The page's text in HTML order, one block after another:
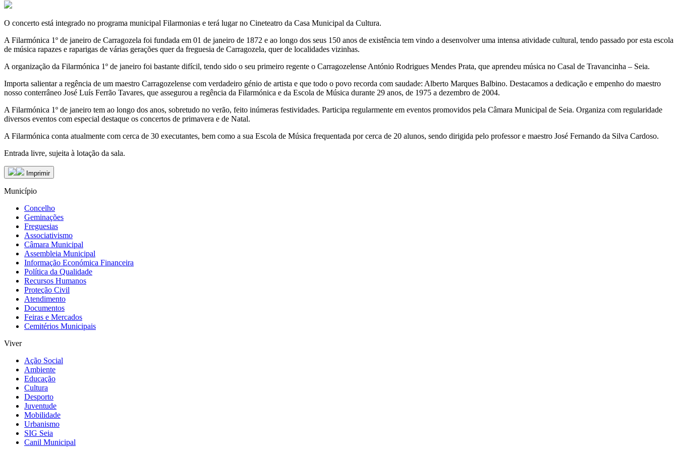
O concerto está integrado no programa municipal Filarmonias e terá lugar no Cineteatro da Casa Municipal da Cultura.
A Filarmónica 1º de janeiro de Carragozela foi fundada em 01 de janeiro de 1872 e ao longo dos seus 150 anos de existência tem vindo a desenvolver uma intensa atividade cultural, tendo passado por esta escola
de música rapazes e raparigas de várias gerações quer da freguesia de Carragozela, quer de localidades vizinhas.
A organização da Filarmónica 1º de janeiro foi bastante difícil, tendo sido o seu primeiro regente o Carragozelense António Rodrigues Mendes Prata, que aprendeu música no Casal de Travancinha – Seia.
Importa salientar a regência de um maestro Carragozelense com verdadeiro génio de artista e que todo o povo recorda com saudade: Alberto Marques Balbino. Destacamos a dedicação e empenho do maestro
nosso conterrâneo José Luís Ferrão Tavares, que assegurou a regência da Filarmónica e da Escola de Música durante 29 anos, de 1975 a dezembro de 2004.
A Filarmónica 1º de janeiro tem ao longo dos anos, sobretudo no verão, feito inúmeras festividades. Participa regularmente em eventos promovidos pela Câmara Municipal de Seia. Organiza com regularidade
diversos eventos com especial destaque os concertos de primavera e de Natal.
A Filarmónica conta atualmente com cerca de 30 executantes, bem como a sua Escola de Música frequentada por cerca de 20 alunos, sendo dirigida pelo professor e maestro José Fernando da Silva Cardoso.
Entrada livre, sujeita à lotação da sala.
Imprimir
Município
Concelho
Geminações
Freguesias
Associativismo
Câmara Municipal
Assembleia Municipal
Informação Económica Financeira
Política da Qualidade
Recursos Humanos
Proteção Civil
Atendimento
Documentos
Feiras e Mercados
Cemitérios Municipais
Viver
Ação Social
Ambiente
Educação
Cultura
Desporto
Juventude
Mobilidade
Urbanismo
SIG Seia
Canil Municipal